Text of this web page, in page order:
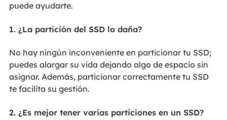
puede ayudarte.
1. ¿La partición del SSD lo daña?
No hay ningún inconveniente en particionar tu SSD;
puedes alargar su vida dejando algo de espacio sin
asignar. Además, particionar correctamente tu SSD
te facilita su gestión.
2. ¿Es mejor tener varias particiones en un SSD?